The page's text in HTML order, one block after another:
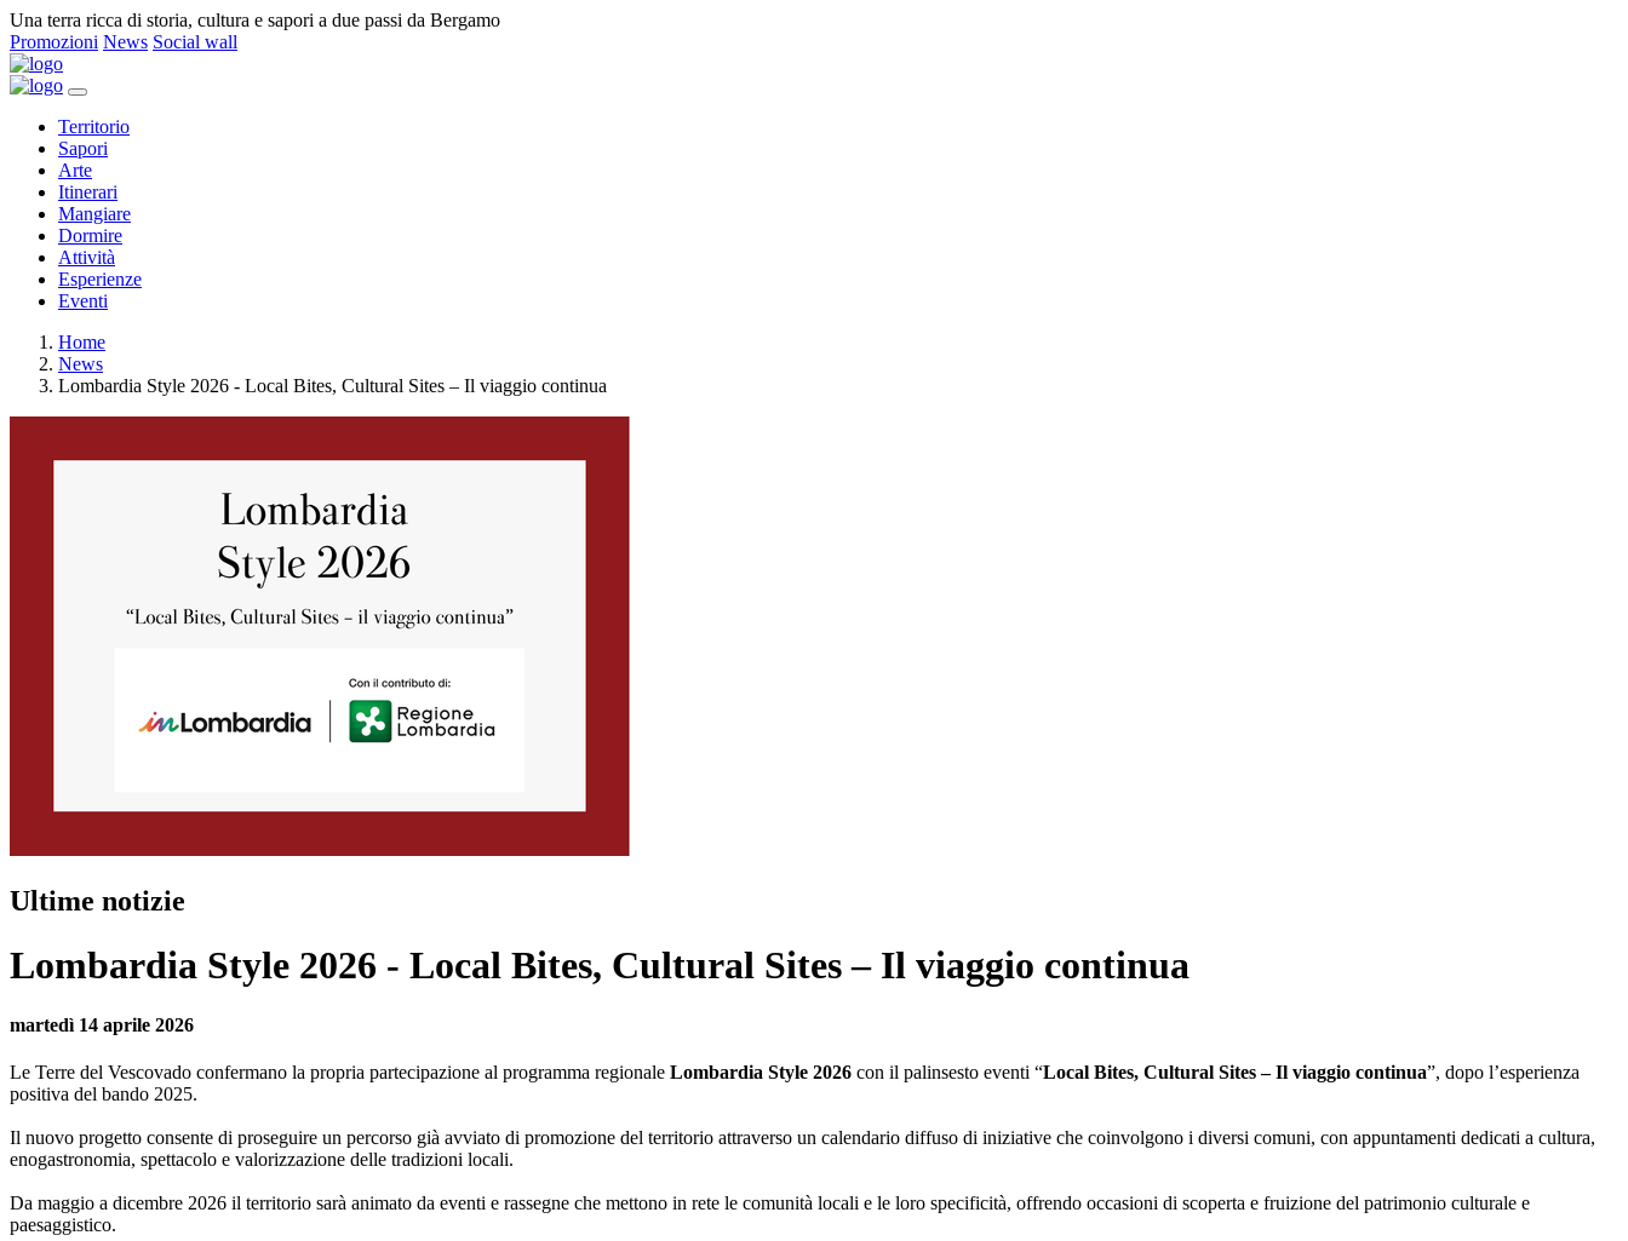
Una terra ricca di storia, cultura e sapori a due passi da Bergamo
Promozioni News Social wall
Territorio
Sapori
Arte
Itinerari
Mangiare
Dormire
Attività
Esperienze
Eventi
Home
News
Lombardia Style 2026 - Local Bites, Cultural Sites – Il viaggio continua
Ultime notizie
Lombardia Style 2026 - Local Bites, Cultural Sites – Il viaggio continua
martedì 14 aprile 2026
Le Terre del Vescovado confermano la propria partecipazione al programma regionale Lombardia Style 2026 con il palinsesto eventi “Local Bites, Cultural Sites – Il viaggio continua”, dopo l’esperienza
positiva del bando 2025.
Il nuovo progetto consente di proseguire un percorso già avviato di promozione del territorio attraverso un calendario diffuso di iniziative che coinvolgono i diversi comuni, con appuntamenti dedicati a cultura,
enogastronomia, spettacolo e valorizzazione delle tradizioni locali.
Da maggio a dicembre 2026 il territorio sarà animato da eventi e rassegne che mettono in rete le comunità locali e le loro specificità, offrendo occasioni di scoperta e fruizione del patrimonio culturale e
paesaggistico.